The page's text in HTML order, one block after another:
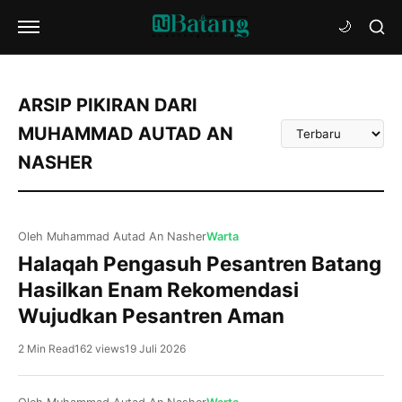
ARSIP PIKIRAN DARI
MUHAMMAD AUTAD AN
NASHER
Urutkan
Artikel
Oleh Muhammad Autad An NasherWarta
Halaqah Pengasuh Pesantren Batang
Hasilkan Enam Rekomendasi
Wujudkan Pesantren Aman
2 Min Read162 views19 Juli 2026